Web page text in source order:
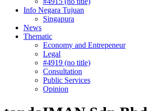
Info Negara Tujuan
Singapura
News
Thematic
Economy and Entrepeneur
Legal
#4919 (no title)
Consultation
Public Services
Opinion